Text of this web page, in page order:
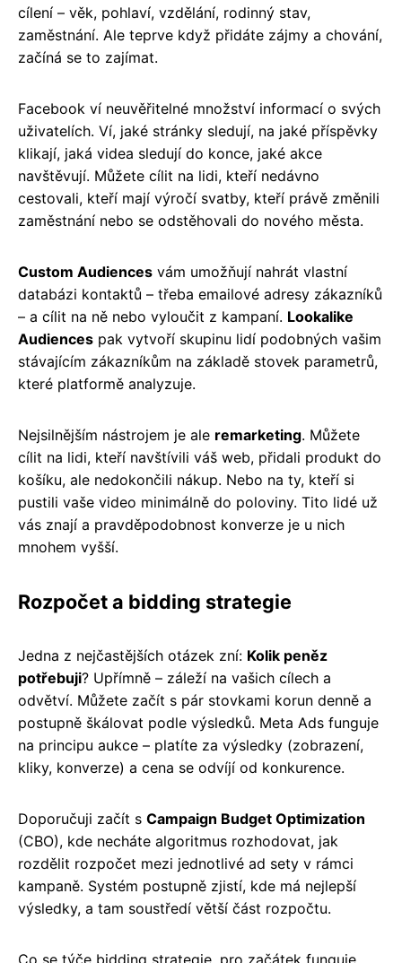
cílení – věk, pohlaví, vzdělání, rodinný stav,
zaměstnání. Ale teprve když přidáte zájmy a chování,
začíná se to zajímat.
Facebook ví neuvěřitelné množství informací o svých
uživatelích. Ví, jaké stránky sledují, na jaké příspěvky
klikají, jaká videa sledují do konce, jaké akce
navštěvují. Můžete cílit na lidi, kteří nedávno
cestovali, kteří mají výročí svatby, kteří právě změnili
zaměstnání nebo se odstěhovali do nového města.
Custom Audiences vám umožňují nahrát vlastní
databázi kontaktů – třeba emailové adresy zákazníků
– a cílit na ně nebo vyloučit z kampaní. Lookalike
Audiences pak vytvoří skupinu lidí podobných vašim
stávajícím zákazníkům na základě stovek parametrů,
které platformě analyzuje.
Nejsilnějším nástrojem je ale remarketing. Můžete
cílit na lidi, kteří navštívili váš web, přidali produkt do
košíku, ale nedokončili nákup. Nebo na ty, kteří si
pustili vaše video minimálně do poloviny. Tito lidé už
vás znají a pravděpodobnost konverze je u nich
mnohem vyšší.
Rozpočet a bidding strategie
Jedna z nejčastějších otázek zní: Kolik peněz
potřebuji? Upřímně – záleží na vašich cílech a
odvětví. Můžete začít s pár stovkami korun denně a
postupně škálovat podle výsledků. Meta Ads funguje
na principu aukce – platíte za výsledky (zobrazení,
kliky, konverze) a cena se odvíjí od konkurence.
Doporučuji začít s Campaign Budget Optimization
(CBO), kde necháte algoritmus rozhodovat, jak
rozdělit rozpočet mezi jednotlivé ad sety v rámci
kampaně. Systém postupně zjistí, kde má nejlepší
výsledky, a tam soustředí větší část rozpočtu.
Co se týče bidding strategie, pro začátek funguje